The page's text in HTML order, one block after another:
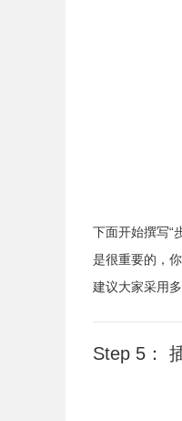
下面开始撰写“
是很重要的，
建议大家采用
Step 5：